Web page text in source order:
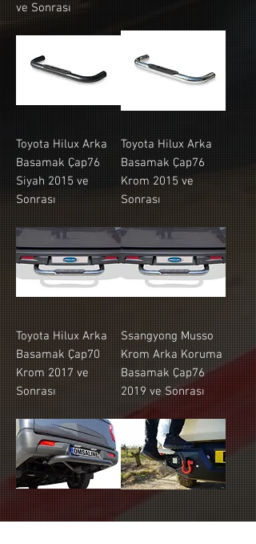
ve Sonrası
Toyota Hilux Arka
Basamak Çap76
Siyah 2015 ve
Sonrası
Toyota Hilux Arka
Basamak Çap76
Krom 2015 ve
Sonrası
Toyota Hilux Arka
Basamak Çap70
Krom 2017 ve
Sonrası
Ssangyong Musso
Krom Arka Koruma
Basamak Çap76
2019 ve Sonrası